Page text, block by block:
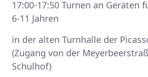
17:00-17:50 Turnen an Geräten
6-11 Jahren
in der alten Turnhalle der
(Zugang von der
Schulhof)